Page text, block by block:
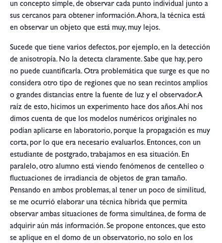
un concepto simple, de observar cada punto individual junto a
sus cercanos para obtener información. Ahora, la técnica está
en observar un objeto que está muy, muy lejos.
Sucede que tiene varios defectos, por ejemplo, en la detección
de anisotropía. No la detecta claramente. Sabe que hay, pero
no puede cuantificarla. Otra problemática que surge es que no
considera otro tipo de regiones que no sean recintos amplios
o grandes distancias entre la fuente de luz y el observador. A
raíz de esto, hicimos un experimento hace dos años. Ahí nos
dimos cuenta de que los modelos numéricos originales no
podían aplicarse en laboratorio, porque la propagación es muy
corta, por lo que era necesario evaluarlos. Entonces, con un
estudiante de postgrado, trabajamos en esa situación. En
paralelo, otro alumno está viendo fenómenos de centelleo o
fluctuaciones de irradiancia de objetos de gran tamaño.
Pensando en ambos problemas, al tener un poco de similitud,
se me ocurrió elaborar una técnica híbrida que permita
observar ambas situaciones de forma simultánea, de forma de
adquirir aún más información. Se propone entonces, que esto
se aplique en el domo de un observatorio, no solo en los